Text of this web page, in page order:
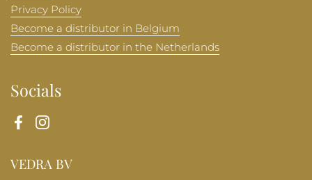
Privacy Policy
Become a distributor in Belgium
Become a distributor in the Netherlands
Socials
FacebookInstagram
VEDRA BV